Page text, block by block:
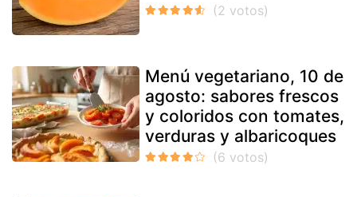
Menú vegetariano, 10 de
agosto: sabores frescos
y coloridos con tomates,
verduras y albaricoques